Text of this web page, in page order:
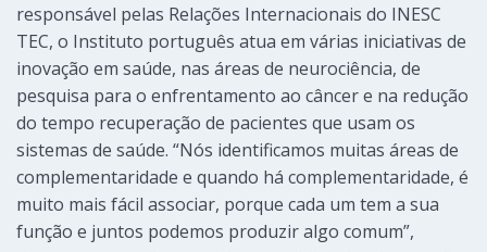
responsável pelas Relações Internacionais do INESC
TEC, o Instituto português atua em várias iniciativas de
inovação em saúde, nas áreas de neurociência, de
pesquisa para o enfrentamento ao câncer e na redução
do tempo recuperação de pacientes que usam os
sistemas de saúde. “Nós identificamos muitas áreas de
complementaridade e quando há complementaridade, é
muito mais fácil associar, porque cada um tem a sua
função e juntos podemos produzir algo comum”,